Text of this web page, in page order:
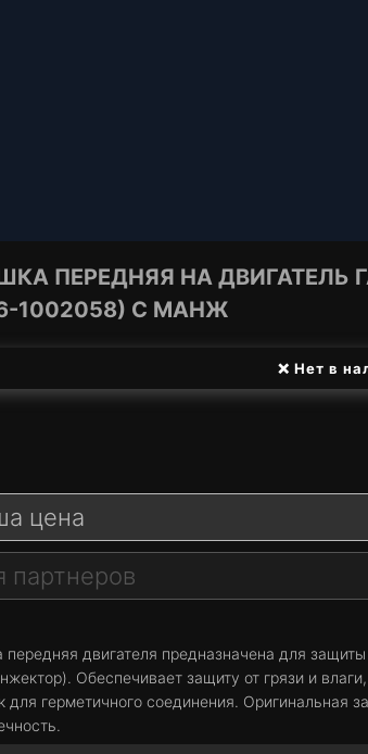
ПЕРЕДНЯЯ НА ДВИГАТЕЛЬ
1002058) С МАНЖ
❌ Нет в
цена
партнеров
передняя двигателя предназначена для
Обеспечивает защиту от грязи и
для герметичного соединения. Оригинальная